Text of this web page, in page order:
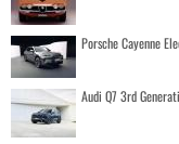
Porsche Cayenne
Audi Q7 3rd